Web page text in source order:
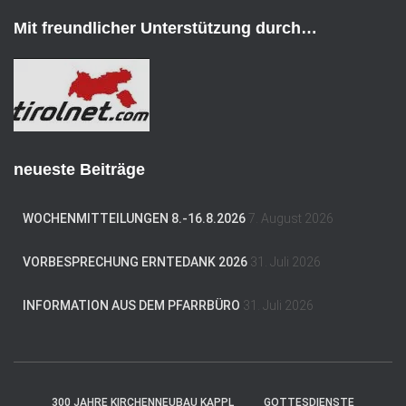
d
e
s
e
Mit freundlicher Unterstützung durch…
neueste Beiträge
WOCHENMITTEILUNGEN 8.-16.8.2026 7. August 2026
VORBESPRECHUNG ERNTEDANK 2026 31. Juli 2026
INFORMATION AUS DEM PFARRBÜRO 31. Juli 2026
300 JAHRE KIRCHENNEUBAU KAPPL GOTTESDIENSTE